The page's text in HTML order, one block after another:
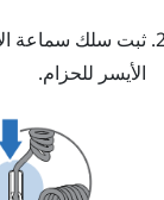
ثبت سلك سماعة
الأيسر للحزام.